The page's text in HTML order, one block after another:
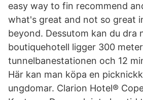
easy way to fin recommend
what's great and not so great
beyond. Dessutom kan du
boutiquehotell ligger 300
tunnelbanestationen och 12
Här kan man köpa en
ungdomar. Clarion Hotel®